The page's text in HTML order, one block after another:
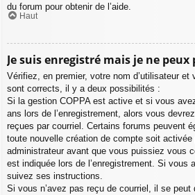
du forum pour obtenir de l’aide.
Haut
Je suis enregistré mais je ne peux
Vérifiez, en premier, votre nom d’utilisateur et
sont corrects, il y a deux possibilités :
Si la gestion COPPA est active et si vous
ans lors de l’enregistrement, alors vous
reçues par courriel. Certains forums peuvent
toute nouvelle création de compte soit
administrateur avant que vous puissiez vous
est indiquée lors de l’enregistrement. Si vous
suivez ses instructions.
Si vous n’avez pas reçu de courriel, il se